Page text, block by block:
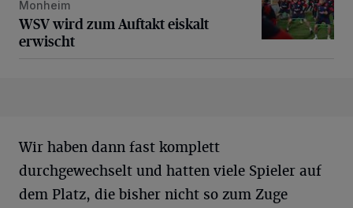
Monheim
WSV wird zum Auftakt eiskalt
erwischt
Wir haben dann fast komplett
durchgewechselt und hatten viele Spieler auf
dem Platz, die bisher nicht so zum Zuge